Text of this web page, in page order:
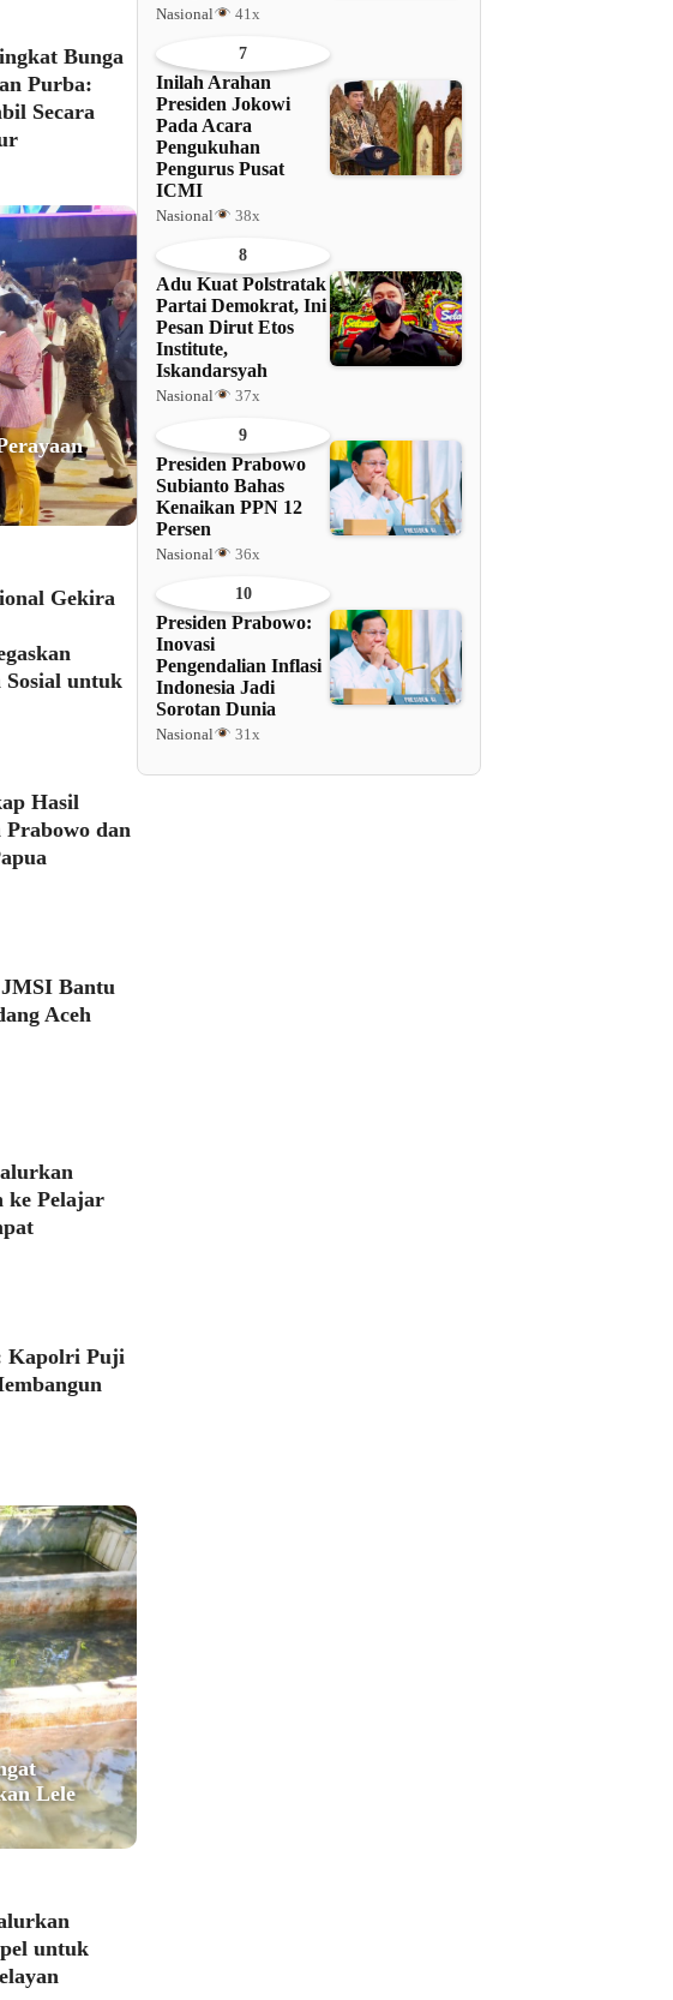
Bunga
Purba:
Secara
Gekira
untuk
Hasil
Prabowo dan
Bantu
Aceh
ke Pelajar
Kapolri Puji
Lele
untuk
Nasional 41x
7
Inilah Arahan
Presiden Jokowi
Pada Acara
Pengukuhan
Pengurus Pusat
ICMI
Nasional 38x
8
Adu Kuat Polstratak
Partai Demokrat, Ini
Pesan Dirut Etos
Institute,
Iskandarsyah
Nasional 37x
9
Presiden Prabowo
Subianto Bahas
Kenaikan PPN 12
Persen
Nasional 36x
10
Presiden Prabowo:
Inovasi
Pengendalian Inflasi
Indonesia Jadi
Sorotan Dunia
Nasional 31x